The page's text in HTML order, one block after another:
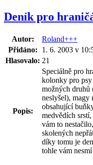
Deník pro
Autor:
Roland+++
Přidáno:
1. 6. 2003 v
Hlasovalo: 21
Popis:
Speciálně pro
kolonky pro psy
možných druhů
neslyšel), magy
obsahující
medvědích
vám to
skolených
díky tomu je
tohle vám